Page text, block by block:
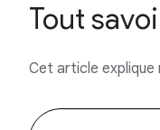
Tout
Cet article